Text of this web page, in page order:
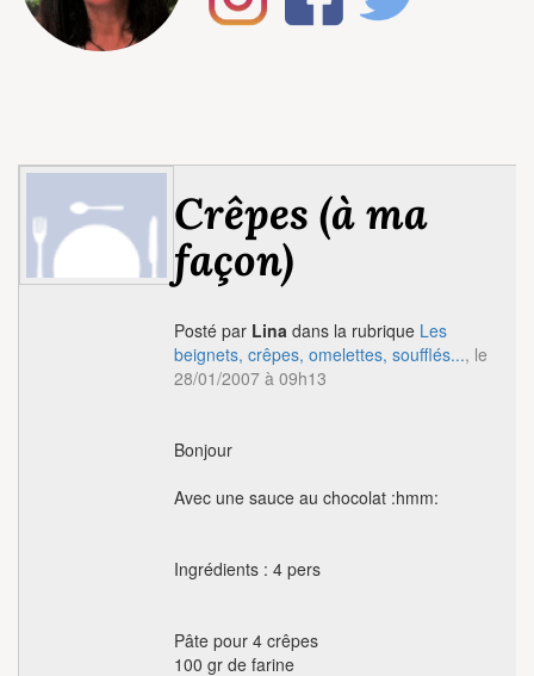
Crêpes (à ma
façon)
Posté par Lina dans la rubrique Les
beignets, crêpes, omelettes, soufflés..., le
28/01/2007 à 09h13
Bonjour
Avec une sauce au chocolat :hmm:
Ingrédients : 4 pers
Pâte pour 4 crêpes
100 gr de farine